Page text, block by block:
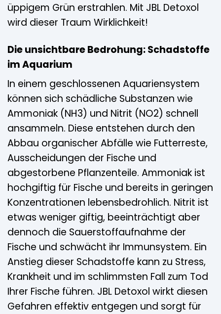
üppigem Grün erstrahlen. Mit JBL Detoxol
wird dieser Traum Wirklichkeit!
Die unsichtbare Bedrohung: Schadstoffe
im Aquarium
In einem geschlossenen Aquariensystem
können sich schädliche Substanzen wie
Ammoniak (NH3) und Nitrit (NO2) schnell
ansammeln. Diese entstehen durch den
Abbau organischer Abfälle wie Futterreste,
Ausscheidungen der Fische und
abgestorbene Pflanzenteile. Ammoniak ist
hochgiftig für Fische und bereits in geringen
Konzentrationen lebensbedrohlich. Nitrit ist
etwas weniger giftig, beeinträchtigt aber
dennoch die Sauerstoffaufnahme der
Fische und schwächt ihr Immunsystem. Ein
Anstieg dieser Schadstoffe kann zu Stress,
Krankheit und im schlimmsten Fall zum Tod
Ihrer Fische führen. JBL Detoxol wirkt diesen
Gefahren effektiv entgegen und sorgt für